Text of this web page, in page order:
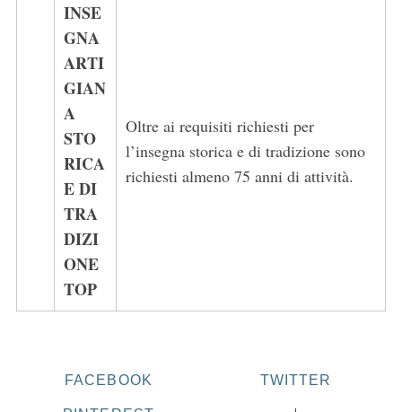
INSE
GNA
ARTI
GIAN
A
STO
RICA
E DI
TRA
DIZI
ONE
TOP
Oltre ai requisiti richiesti per
l’insegna storica e di tradizione sono
richiesti almeno 75 anni di attività.
FACEBOOK TWITTER